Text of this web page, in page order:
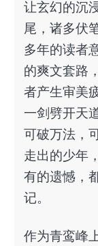
让玄幻的沉
尾，诸多伏
多年的读者
的爽文套路
者产生审美
一剑劈开天
可破万法，
走出的少年
有的遗憾，
记。
作为青鸾峰